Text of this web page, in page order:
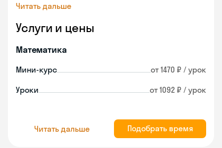
Читать дальше
Услуги и цены
Математика
Мини-курс от 1470 ₽ / урок
Уроки от 1092 ₽ / урок
Читать дальше Подобрать время